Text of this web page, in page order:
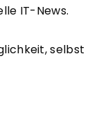
IT-News.
selbst